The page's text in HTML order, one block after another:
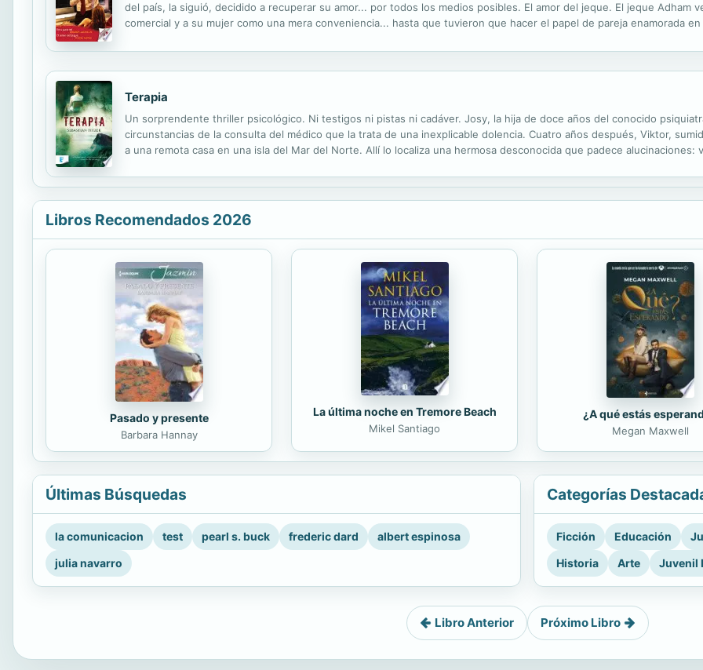
del país, la siguió, decidido a recuperar su amor... por todos los medios posibles. El amor del jeque. El jeque Adham
comercial y a su mujer como una mera conveniencia... hasta que tuvieron que hacer el papel de pareja enamorada
Terapia
Un sorprendente thriller psicológico. Ni testigos ni pistas ni cadáver. Josy, la hija de doce años del conocido
circunstancias de la consulta del médico que la trata de una inexplicable dolencia. Cuatro años después, Viktor,
a una remota casa en una isla del Mar del Norte. Allí lo localiza una hermosa desconocida que padece
Libros Recomendados 2026
Pasado y presente
Barbara Hannay
La última noche en Tremore Beach
Mikel Santiago
¿A qué estás
Megan Maxwell
Últimas Búsquedas
la comunicacion test pearl s. buck frederic dard
albert espinosa
julia navarro
Categorías
Ficción Educación
Historia
Arte Juvenil
Libro Anterior Próximo Libro